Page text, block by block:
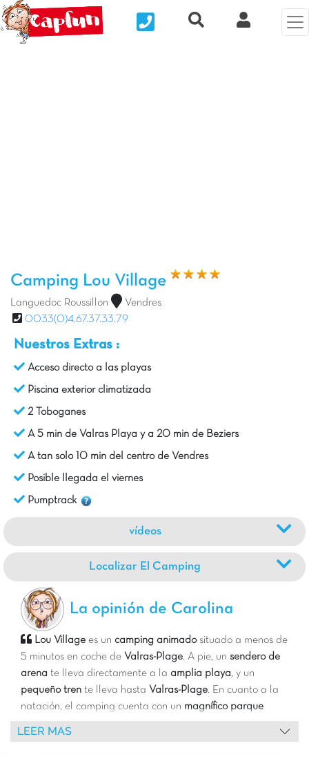
Nous contacterRecherche rapide
Mi
Camping Lou Village
Languedoc Roussillon
Vendres
0033(0)4.67.37.33.79
Nuestros Extras :
Acceso directo a las playas
Piscina exterior climatizada
2 Toboganes
A 5 min de Valras Playa y a 20 min de Beziers
A tan solo 10 min del centro de Vendres
Posible llegada el viernes
Pumptrack
vídeos
Localizar El Camping
La opinión de Carolina
Lou Village es un camping animadosituado a menos de
5 minutos en coche de Valras-Plage . A pie, un sendero de
arena te lleva directamente a la amplia playa , y un
pequeño tren te lleva hasta Valras-Plage . En cuanto a la
natación, el camping cuenta con un magnífico parque
acuáticocon3 piscinas exteriores climatizadas, unapiscina
LEER MAS